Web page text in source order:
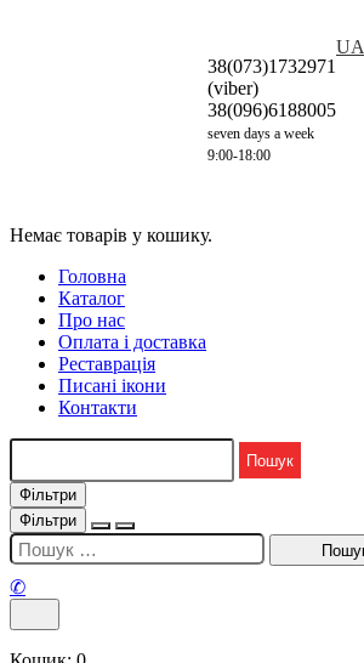
38(073)1732971
(viber)
38(096)6188005
seven days a week
9:00-18:00
UA
Немає товарів у кошику.
Головна
Каталог
Про нас
Оплата і доставка
Реставрація
Писані ікони
Контакти
Фільтри
Фільтри
✆